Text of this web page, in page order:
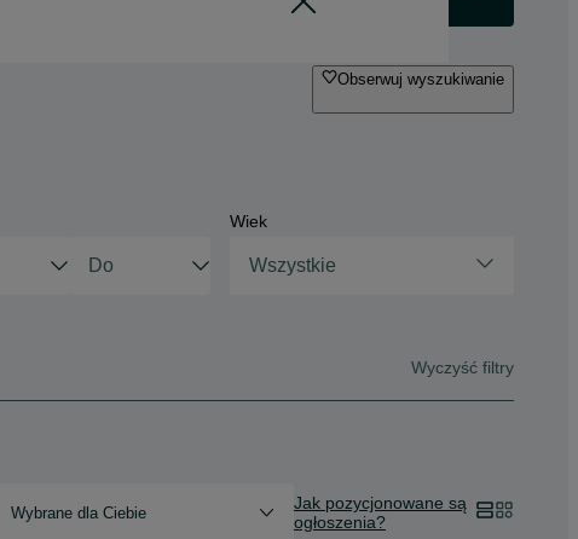
Obserwuj wyszukiwanie
Wiek
Wszystkie
Wyczyść filtry
Wybrane dla Ciebie
Jak pozycjonowane są
ogłoszenia?